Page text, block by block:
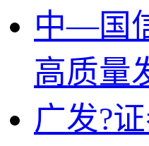
中—国
高质量
广发?